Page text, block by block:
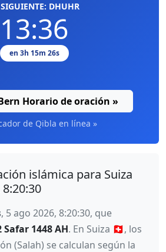
DHUHR
13:36
en 3h 15m 25s
Horario de oración »
de Qibla en línea »
islámica para Suiza
, 5 ago 2026, 8:20:30, que
Safar 1448 AH. En Suiza 🇨🇭, los
(Salah) se calculan según la